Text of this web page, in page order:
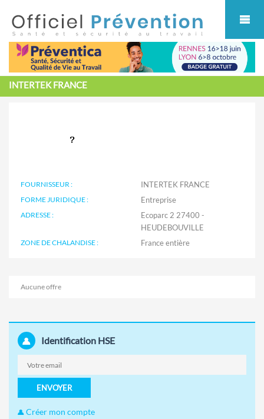
INTERTEK FRANCE
FOURNISSEUR : INTERTEK FRANCE
FORME JURIDIQUE : Entreprise
ADRESSE :
Ecoparc 2 27400 -
HEUDEBOUVILLE
ZONE DE CHALANDISE :
Aucune offre
Identification HSE
ENVOYER
Créer mon compte